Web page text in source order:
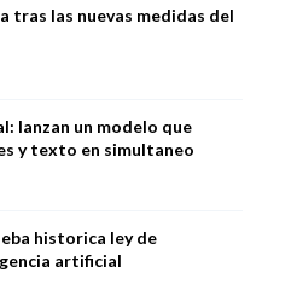
tras las nuevas medidas del
lanzan un modelo que
y texto en simultaneo
historica ley de
artificial